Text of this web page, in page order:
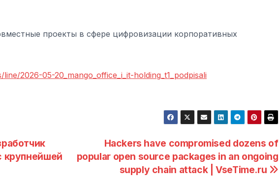
проекты в сфере цифровизации корпоративных
2026-05-20_mango_office_i_it-holding_t1_podpisali
Hackers have compromised dozens of
popular open source packages in an ongoing
supply chain attack | VseTime.ru
крупнейшей